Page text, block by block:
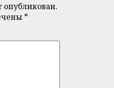
опубликован.
*